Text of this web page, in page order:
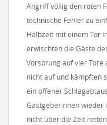
Angriff völlig den roten
technische Fehler zu
Halbzeit mit einem Tor
erwischten die Gäste
Vorsprung auf vier Tore
nicht auf und kämpften
ein offener
Gastgeberinnen wieder
nicht über die Zeit